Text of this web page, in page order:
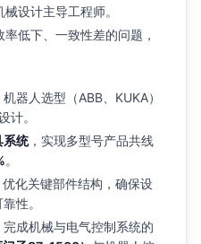
设计主导工程师。
低下、一致性差的问题，
器人选型（ABB、KUKA）
计。
系统，实现多型号产品共线
。
优化关键部件结构，确保设
性。
成机械与电气控制系统的